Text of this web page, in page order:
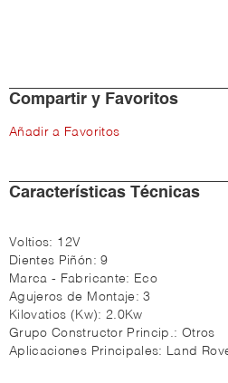
Compartir y Favoritos
Añadir a Favoritos
Características Técnicas
Voltios: 12V
Dientes Piñón:9
Marca - Fabricante: Eco
Agujeros de Montaje:3
Kilovatios (Kw): 2.0Kw
Grupo Constructor Princip.: Otros
Aplicaciones Principales: Land